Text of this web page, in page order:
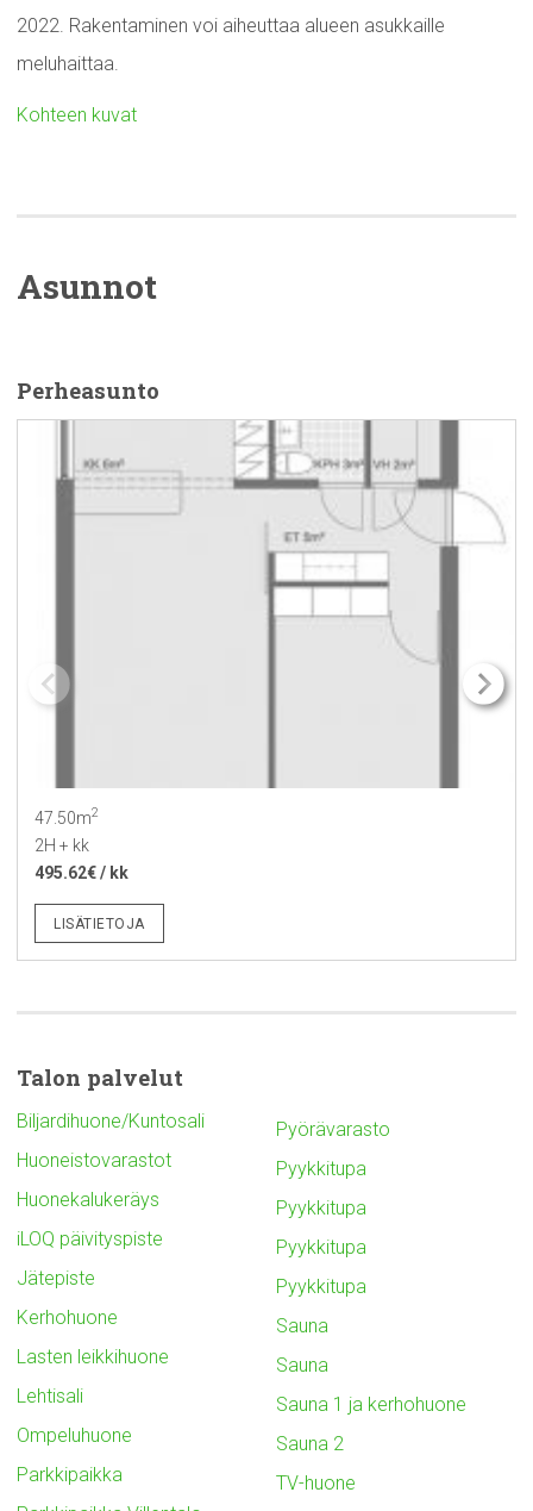
2022. Rakentaminen voi aiheuttaa alueen asukkaille
meluhaittaa.
Kohteen kuvat
Asunnot
Perheasunto
47.50m2
2H + kk
495.62€ / kk
LISÄTIETOJA
Talon palvelut
Biljardihuone/Kuntosali
Huoneistovarastot
Huonekalukeräys
iLOQ päivityspiste
Jätepiste
Kerhohuone
Lasten leikkihuone
Lehtisali
Ompeluhuone
Parkkipaikka
Pyörävarasto
Pyykkitupa
Pyykkitupa
Pyykkitupa
Pyykkitupa
Sauna
Sauna
Sauna 1 ja kerhohuone
Sauna 2
TV-huone